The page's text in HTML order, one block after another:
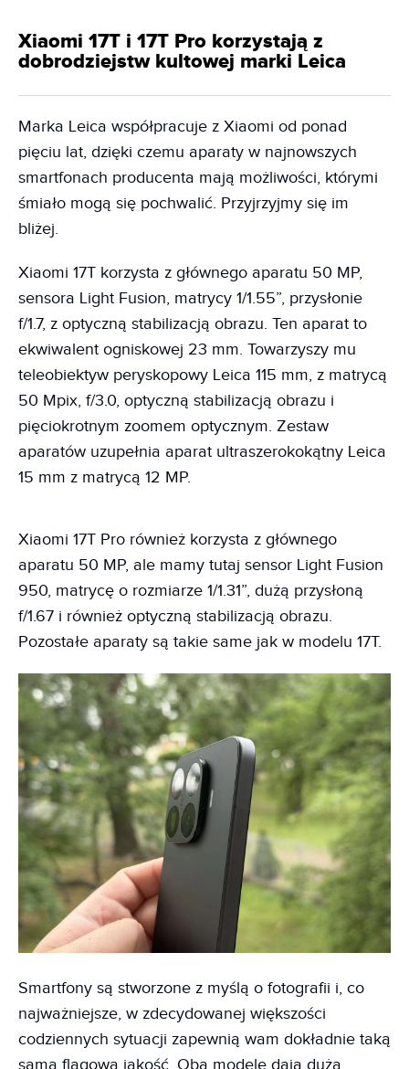
Xiaomi 17T i 17T Pro korzystają z
dobrodziejstw kultowej marki Leica
Marka Leica współpracuje z Xiaomi od ponad
pięciu lat, dzięki czemu aparaty w najnowszych
smartfonach producenta mają możliwości, którymi
śmiało mogą się pochwalić. Przyjrzyjmy się im
bliżej.
Xiaomi 17T korzysta z głównego aparatu 50 MP,
sensora Light Fusion, matrycy 1/1.55”, przysłonie
f/1.7, z optyczną stabilizacją obrazu. Ten aparat to
ekwiwalent ogniskowej 23 mm. Towarzyszy mu
teleobiektyw peryskopowy Leica 115 mm, z matrycą
50 Mpix, f/3.0, optyczną stabilizacją obrazu i
pięciokrotnym zoomem optycznym. Zestaw
aparatów uzupełnia aparat ultraszerokokątny Leica
15 mm z matrycą 12 MP.
Xiaomi 17T Pro również korzysta z głównego
aparatu 50 MP, ale mamy tutaj sensor Light Fusion
950, matrycę o rozmiarze 1/1.31”, dużą przysłoną
f/1.67 i również optyczną stabilizacją obrazu.
Pozostałe aparaty są takie same jak w modelu 17T.
Smartfony są stworzone z myślą o fotografii i, co
najważniejsze, w zdecydowanej większości
codziennych sytuacji zapewnią wam dokładnie taką
samą flagową jakość. Oba modele dają dużą